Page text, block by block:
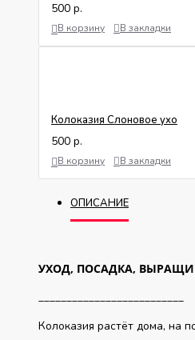
500 р.
В корзину В закладки
Колоказия Слоновое ухо
500 р.
В корзину В закладки
ОПИСАНИЕ
УХОД, ПОСАДКА,
Колоказия растёт дома, на